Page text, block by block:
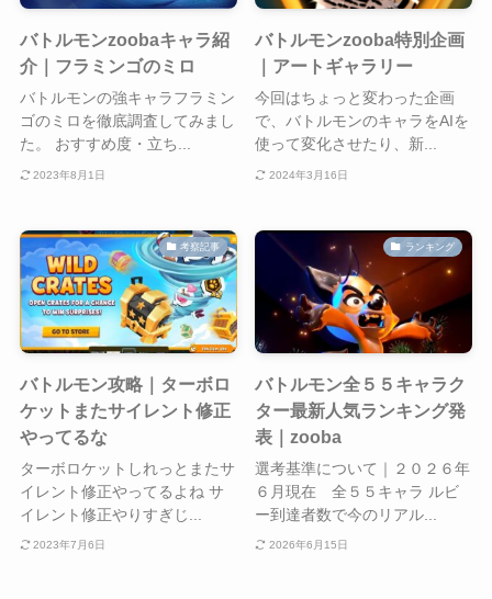
バトルモンzoobaキャラ紹
介｜フラミンゴのミロ
バトルモンの強キャラフラミン
ゴのミロを徹底調査してみまし
た。 おすすめ度・立ち...
2023年8月1日
バトルモンzooba特別企画
｜アートギャラリー
今回はちょっと変わった企画
で、バトルモンのキャラをAIを
使って変化させたり、新...
2024年3月16日
考察記事
バトルモン攻略｜ターボロ
ケットまたサイレント修正
やってるな
ターボロケットしれっとまたサ
イレント修正やってるよね サ
イレント修正やりすぎじ...
2023年7月6日
ランキング
バトルモン全５５キャラク
ター最新人気ランキング発
表｜zooba
選考基準について｜２０２６年
６月現在 全５５キャラ ルビ
ー到達者数で今のリアル...
2026年6月15日